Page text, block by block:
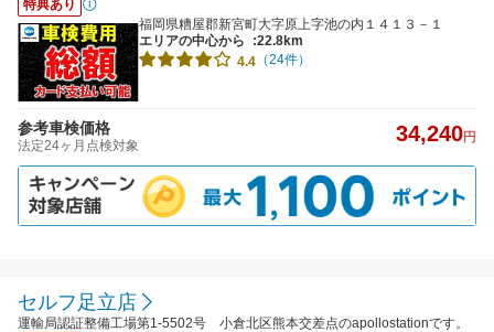
特典あり
福岡県糟屋郡新宮町大字原上字池の内１４１３－１
エリアの中心から
:22.8km
4.4 （24件）
参考車検価格
法定24ヶ月点検対象 34,240円
セルフ足立店
運輸局認証整備工場第1-5502号 小倉北区熊本交差点のapollostationです。